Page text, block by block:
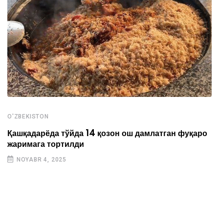
O'ZBEKISTON
Қашқадарёда тўйда 14 қозон ош дамлатган фуқаро
жаримага тортилди
NOYABR 4, 2025